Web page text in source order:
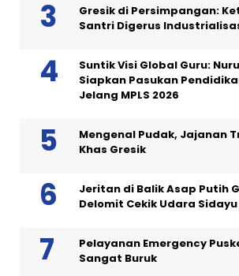
Gresik di Persimpangan:
Santri Digerus
Suntik Visi Global Guru:
Siapkan Pasukan
Jelang MPLS 2026
Mengenal Pudak, Jajanan
Khas Gresik
Jeritan di Balik Asap Putih
Delomit Cekik Udara Sidayu
Pelayanan Emergency
Sangat Buruk